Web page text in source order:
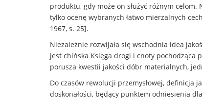
produktu, gdy może on służyć różnym
tylko ocenę wybranych łatwo mierzalnych
1967, s. 25].
Niezależnie rozwijała się wschodnia idea
jest chińska Księga drogi i cnoty pochodząca
porusza kwestii jakości dóbr materialnych,
Do czasów rewolucji przemysłowej, definicja
doskonałości, będący punktem odniesienia